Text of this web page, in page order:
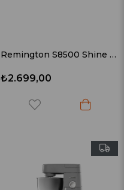
Remington S8500 Shine Therapy Argan Yağlı Saç Düzleştirici
₺2.699,00